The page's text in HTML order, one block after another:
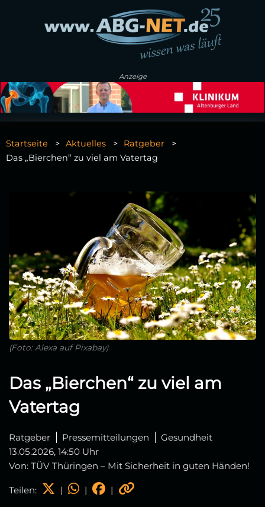
Anzeige
Startseite Aktuelles
Ratgeber
Das „Bierchen“ zu viel am Vatertag
(Foto: Alexa auf Pixabay)
Das „Bierchen“ zu viel am
Vatertag
Ratgeber Pressemitteilungen
Gesundheit
13.05.2026, 14:50 Uhr
Von: TÜV Thüringen – Mit Sicherheit in guten Händen!
Teilen: | | |